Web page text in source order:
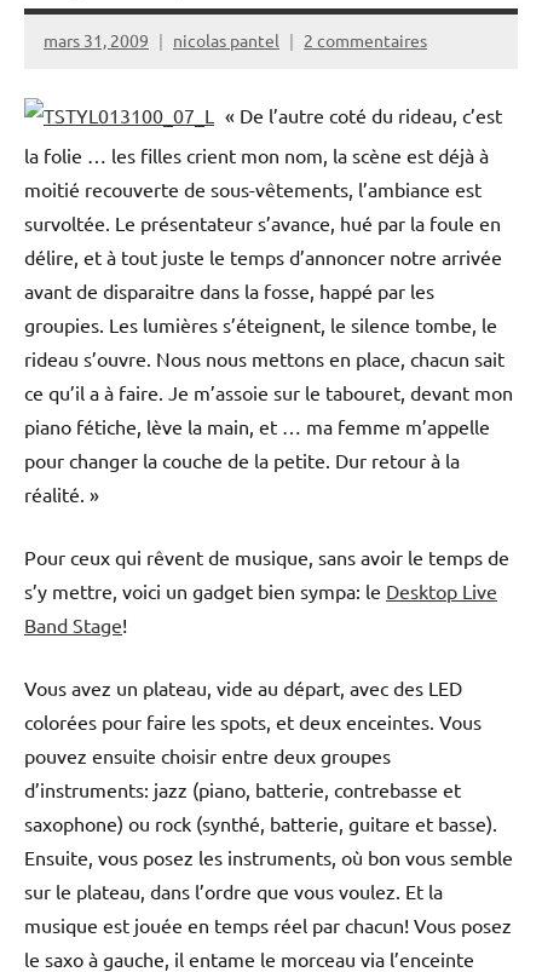
mars 31, 2009 nicolas pantel 2 commentaires
« De l’autre coté du rideau, c’est
la folie … les filles crient mon nom, la scène est déjà à
moitié recouverte de sous-vêtements, l’ambiance est
survoltée. Le présentateur s’avance, hué par la foule en
délire, et à tout juste le temps d’annoncer notre arrivée
avant de disparaitre dans la fosse, happé par les
groupies. Les lumières s’éteignent, le silence tombe, le
rideau s’ouvre. Nous nous mettons en place, chacun sait
ce qu’il a à faire. Je m’assoie sur le tabouret, devant mon
piano fétiche, lève la main, et … ma femme m’appelle
pour changer la couche de la petite. Dur retour à la
réalité. »
Pour ceux qui rêvent de musique, sans avoir le temps de
s’y mettre, voici un gadget bien sympa: le Desktop Live
Band Stage!
Vous avez un plateau, vide au départ, avec des LED
colorées pour faire les spots, et deux enceintes. Vous
pouvez ensuite choisir entre deux groupes
d’instruments: jazz (piano, batterie, contrebasse et
saxophone) ou rock (synthé, batterie, guitare et basse).
Ensuite, vous posez les instruments, où bon vous semble
sur le plateau, dans l’ordre que vous voulez. Et la
musique est jouée en temps réel par chacun! Vous posez
le saxo à gauche, il entame le morceau via l’enceinte